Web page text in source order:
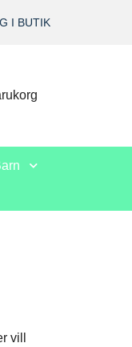
I BUTIK
vill